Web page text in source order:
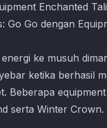
Enchanted
ke musuh
ketika berhasil
Beberapa
serta Winter Crown.